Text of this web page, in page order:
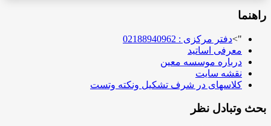
راهنما
">دفتر مرکزی : 02188940962
معرفی اساتید
درباره موسسه معین
نقشه سایت
کلاسهای در شرف تشکیل ونکته وتست
بحث وتبادل نظر